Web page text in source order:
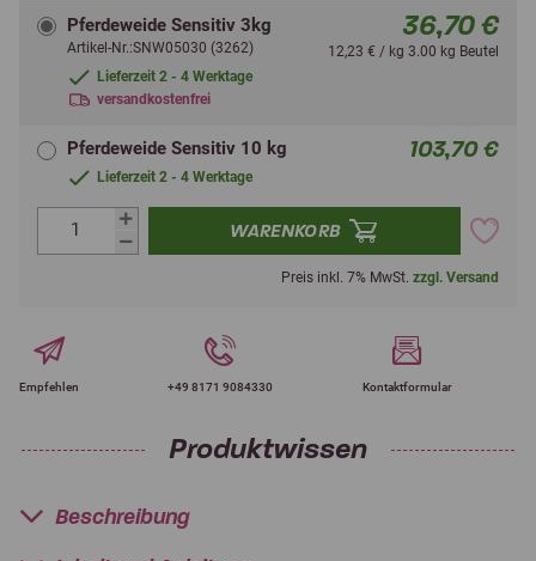
Pferdeweide Sensitiv 3kg
Artikel-Nr.:SNW05030 (3262)
Lieferzeit 2 - 4 Werktage
versandkostenfrei
36,70 €
12,23 € / kg 3.00 kg Beutel
Pferdeweide Sensitiv 10 kg
Lieferzeit 2 - 4 Werktage
103,70 €
WARENKORB
Preis inkl. 7% MwSt. zzgl. Versand
Empfehlen +49 8171 9084330 Kontaktformular
Produktwissen
Beschreibung